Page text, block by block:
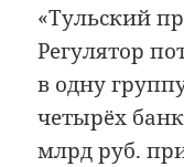
«Тульский
Регулятор
в одну
четырёх
млрд руб.